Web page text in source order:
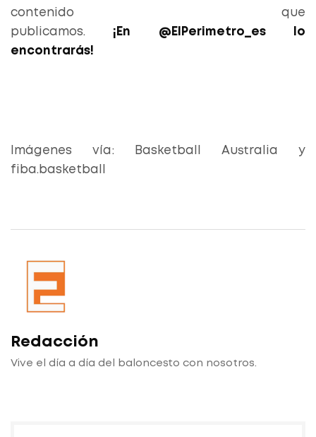
contenido que
publicamos. ¡En @ElPerimetro_es lo
encontrarás!
Imágenes vía: Basketball Australia y
fiba.basketball
Redacción
Vive el día a día del baloncesto con nosotros.